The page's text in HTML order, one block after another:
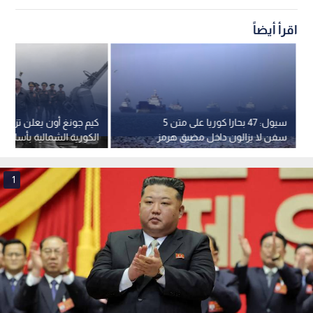
اقرأ أيضاً
كيم جونغ أون يعلن تزويد
الكورية الشمالية بأسلحة
سيول: 47 بحارا كوريا على متن 5
سفن لا يزالون داخل مضيق هرمز
1